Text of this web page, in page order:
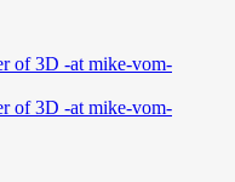
of 3D -at mike-vom-
of 3D -at mike-vom-